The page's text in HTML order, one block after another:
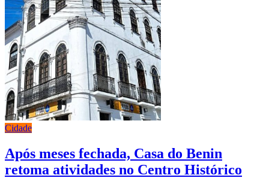
Cidade
Após meses fechada, Casa do Benin
retoma atividades no Centro Histórico